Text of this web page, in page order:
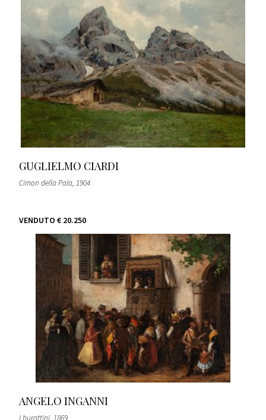
GUGLIELMO CIARDI
Cimon della Pala, 1904
VENDUTO € 20.250
ANGELO INGANNI